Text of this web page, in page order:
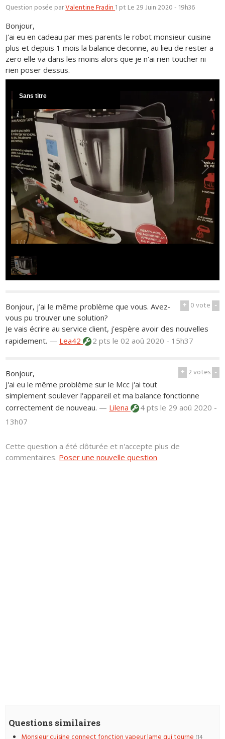
Question posée parValentine Fradin1 pt Le 29 Juin 2020 - 19h36
Bonjour,
J'ai eu en cadeau par mes parents le robot monsieur cuisine
plus et depuis 1 mois la balance deconne, au lieu de rester a
zero elle va dans les moins alors que je n'ai rien toucher ni
rien poser dessus.
1 / 1
Sans titre
+ 0vote -
Bonjour, j’ai le même problème que vous. Avez-
vous pu trouver une solution?
Je vais écrire au service client, j’espère avoir des nouvelles
rapidement. — Lea42 2 ptsle 02 aoû 2020 - 15h37
+ 2votes -
Bonjour,
J'ai eu le même problème sur le Mcc j'ai tout
simplement soulever l'appareil et ma balance fonctionne
correctement de nouveau. — Lilena 4 ptsle 29 aoû 2020 -
13h07
Cette question a été clôturée et n'accepte plus de
commentaires. Poser une nouvelle question
Questions similaires